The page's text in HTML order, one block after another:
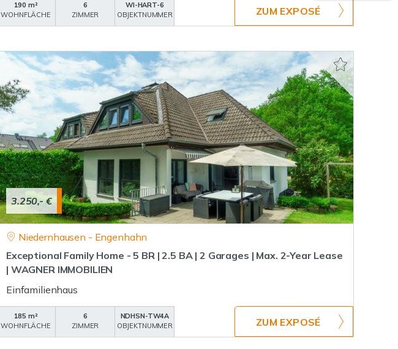
190 m²
WOHNFLÄCHE
6
ZIMMER
WI-HART-6
OBJEKTNUMMER
ZUM EXPOSÉ
3.250,- €
Niedernhausen - Engenhahn
Exceptional Family Home - 5 BR | 2.5 BA | 2 Garages | Max. 2-Year Lease
| WAGNER IMMOBILIEN
Einfamilienhaus
185 m²
WOHNFLÄCHE
6
ZIMMER
NDHSN-TW4A
OBJEKTNUMMER
ZUM EXPOSÉ